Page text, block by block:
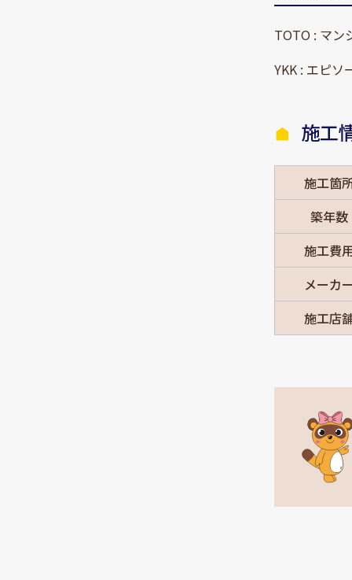
TOTO : マン
YKK : エピソ
施工
施工箇
築年数
施工費
メーカ
施工店